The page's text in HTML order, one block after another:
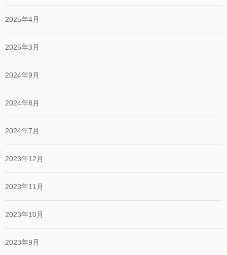
2025年4月
2025年3月
2024年9月
2024年8月
2024年7月
2023年12月
2023年11月
2023年10月
2023年9月